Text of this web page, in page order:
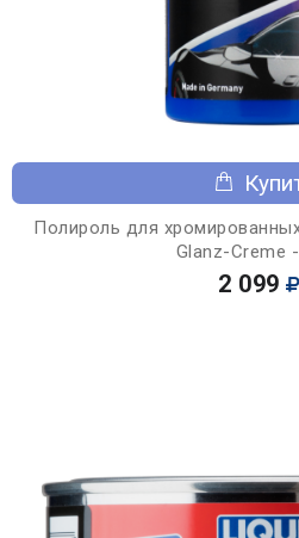
Полироль для
Glanz-Creme
2 099